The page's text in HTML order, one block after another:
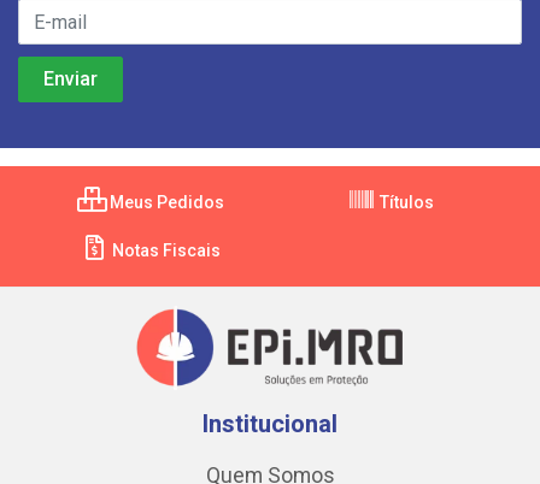
Meus Pedidos Títulos
Notas Fiscais
Institucional
Quem Somos